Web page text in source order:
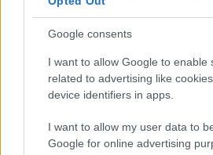
Google consents
I want to allow Google to enable
related to advertising like
device identifiers in apps.
I want to allow my user data to
Google for online advertising